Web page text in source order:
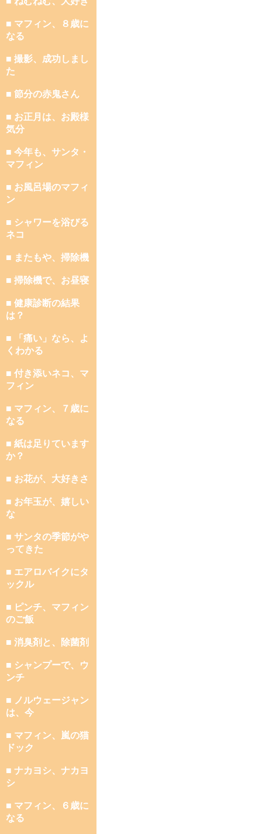
■ マフィン、８歳に
なる
■ 撮影、成功しまし
た
■ 節分の赤鬼さん
■ お正月は、お殿様
気分
■ 今年も、サンタ・
マフィン
■ お風呂場のマフィ
ン
■ シャワーを浴びる
ネコ
■ またもや、掃除機
■ 掃除機で、お昼寝
■ 健康診断の結果
は？
■ 「痛い」なら、よ
くわかる
■ 付き添いネコ、マ
フィン
■ マフィン、７歳に
なる
■ 紙は足りています
か？
■ お花が、大好きさ
■ お年玉が、嬉しい
な
■ サンタの季節がや
ってきた
■ エアロバイクにタ
ックル
■ ピンチ、マフィン
のご飯
■ 消臭剤と、除菌剤
■ シャンプーで、ウ
ンチ
■ ノルウェージャン
は、今
■ マフィン、嵐の猫
ドック
■ ナカヨシ、ナカヨ
シ
■ マフィン、６歳に
なる